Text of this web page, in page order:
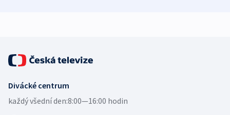
Divácké centrum
každý všední den:8:00—16:00 hodin